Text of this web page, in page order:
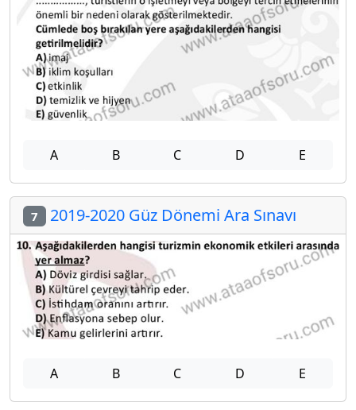
A B C D E
7 2019-2020 Güz Dönemi Ara Sınavı
A B C D E